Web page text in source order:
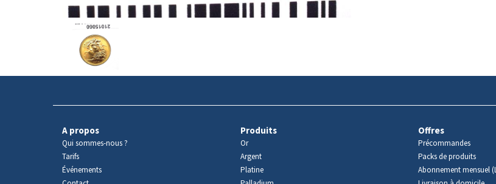
Avers
produit
A propos
Qui sommes-nous ?
Tarifs
Événements
Produits
Or
Argent
Platine
Offres
Précommandes
Packs de produits
Abonnement mensuel